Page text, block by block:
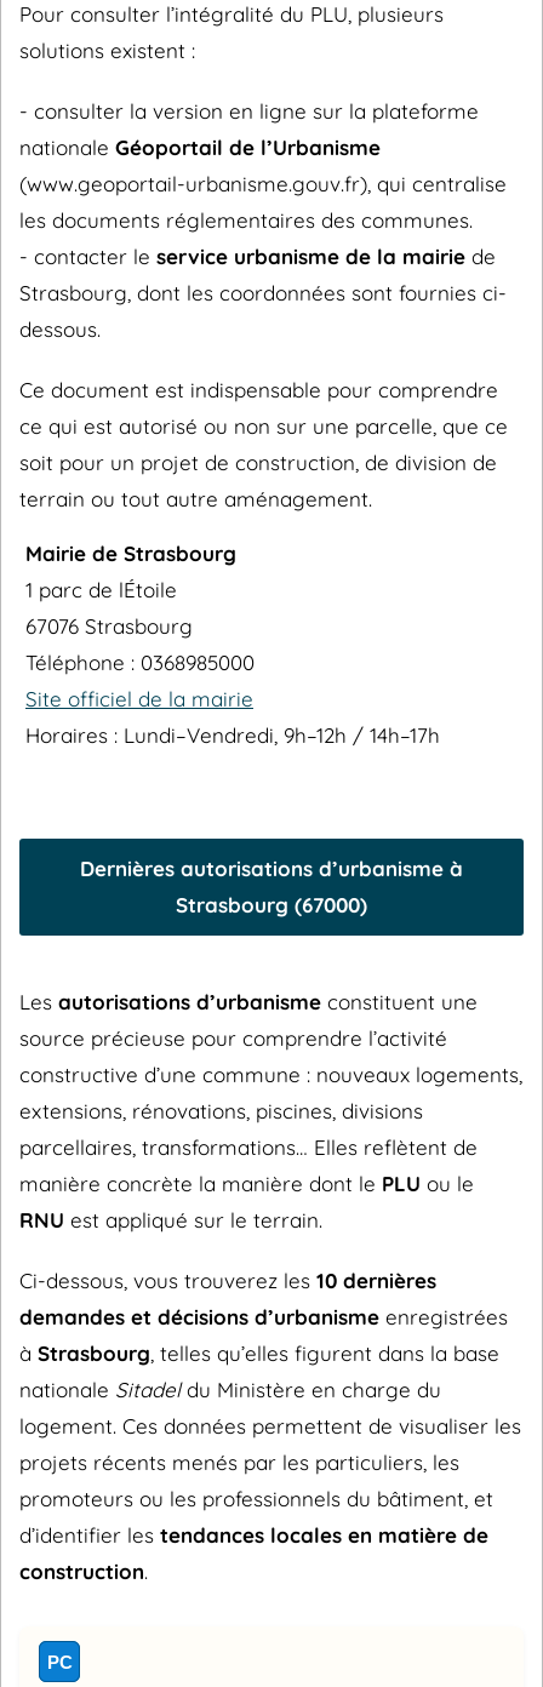
Pour consulter l’intégralité du PLU, plusieurs
solutions existent :
- consulter la version en ligne sur la plateforme
nationale Géoportail de l’Urbanisme
(www.geoportail-urbanisme.gouv.fr), qui centralise
les documents réglementaires des communes.
- contacter le service urbanisme de la mairie de
Strasbourg, dont les coordonnées sont fournies ci-
dessous.
Ce document est indispensable pour comprendre
ce qui est autorisé ou non sur une parcelle, que ce
soit pour un projet de construction, de division de
terrain ou tout autre aménagement.
Mairie de Strasbourg
1 parc de lÉtoile
67076 Strasbourg
Téléphone : 0368985000
Site officiel de la mairie
Horaires : Lundi–Vendredi, 9h–12h / 14h–17h
Dernières autorisations d’urbanisme à
Strasbourg (67000)
Les autorisations d’urbanisme constituent une
source précieuse pour comprendre l’activité
constructive d’une commune : nouveaux logements,
extensions, rénovations, piscines, divisions
parcellaires, transformations… Elles reflètent de
manière concrète la manière dont le PLU ou le
RNU est appliqué sur le terrain.
Ci-dessous, vous trouverez les 10 dernières
demandes et décisions d’urbanisme enregistrées
à Strasbourg , telles qu’elles figurent dans la base
nationale Sitadeldu Ministère en charge du
logement. Ces données permettent de visualiser les
projets récents menés par les particuliers, les
promoteurs ou les professionnels du bâtiment, et
d’identifier les tendances locales en matière de
construction.
PC